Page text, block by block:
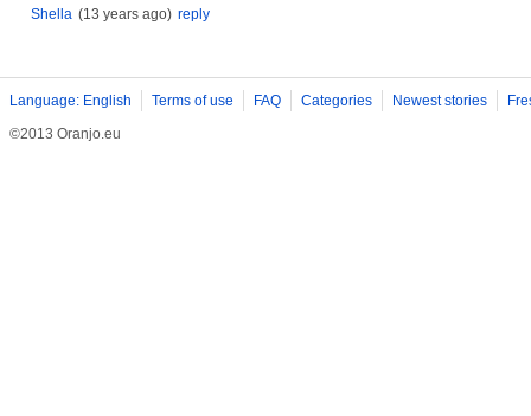
Shella (13 years ago) reply
Language: English Terms of use FAQ Categories Newest stories
©2013 Oranjo.eu